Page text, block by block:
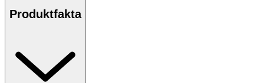
· Använd putsmedel som är avsedda för glasögon
synundersökning kan fastställa ett eventuellt synfel och
behov av glasögon.
Produktfakta